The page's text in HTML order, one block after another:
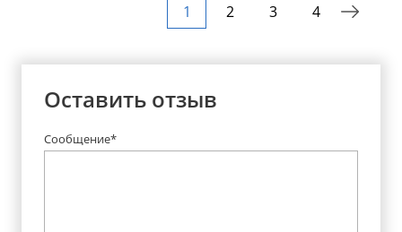
1 2 3 4
Оставить отзыв
Сообщение*